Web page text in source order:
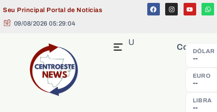
Seu Principal Portal de Notícias
09/08/2026 05:29:05
Cotação
DÓLAR
--
EURO
--
LIBRA
--
MENU